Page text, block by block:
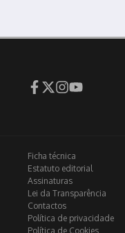
Ficha técnica
Estatuto editorial
Assinaturas
Lei da Transparência
Contactos
Política de privacidade
Política de Cookies